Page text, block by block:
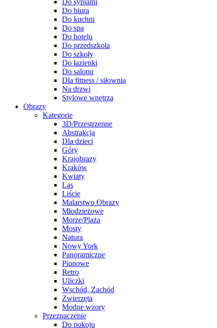
Do sypialni
Do biura
Do kuchni
Do spa
Do hotelu
Do przedszkola
Do szkoły
Do łazienki
Do salonu
Dla fitness / siłownia
Na drzwi
Stylowe wnętrza
Obrazy
Kategorie
3D/Przestrzenne
Abstrakcja
Dla dzieci
Góry
Krajobrazy
Kraków
Kwiaty
Las
Liście
Malarstwo Obrazy
Młodzieżowe
Morze/Plaża
Mosty
Natura
Nowy York
Panoramiczne
Pionowe
Retro
Uliczki
Wschód, Zachód
Zwierzęta
Modne wzory
Przeznaczenie
Do pokoju